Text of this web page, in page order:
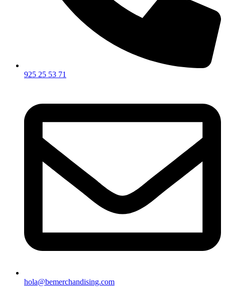
925 25 53 71
hola@bemerchandising.com